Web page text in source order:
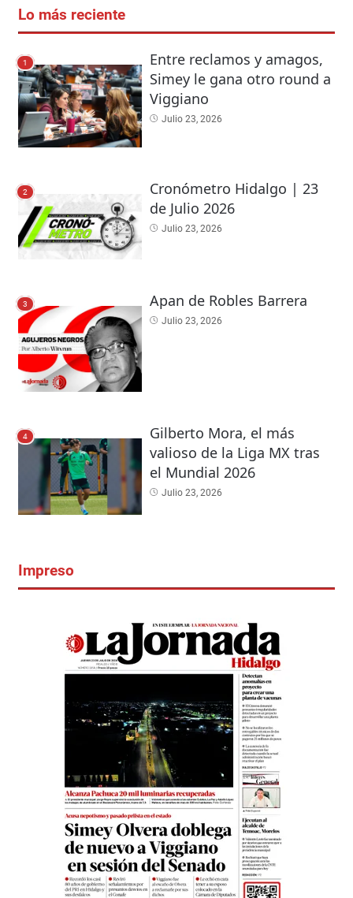
Lo más reciente
1
Entre reclamos y amagos,
Simey le gana otro round a
Viggiano
Julio 23, 2026
2
Cronómetro Hidalgo | 23
de Julio 2026
Julio 23, 2026
3 Apan de Robles Barrera
Julio 23, 2026
4
Gilberto Mora, el más
valioso de la Liga MX tras
el Mundial 2026
Julio 23, 2026
Impreso